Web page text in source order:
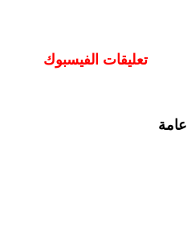
تعليقات الفيسبوك